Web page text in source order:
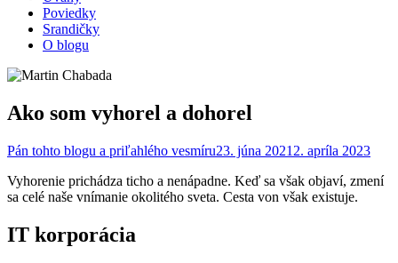
Poviedky
Srandičky
O blogu
Ako som vyhorel a dohorel
Pán tohto blogu a priľahlého vesmíru23. júna 2021 2. apríla 2023
Vyhorenie prichádza ticho a nenápadne. Keď sa však objaví, zmení
sa celé naše vnímanie okolitého sveta. Cesta von však existuje.
IT korporácia